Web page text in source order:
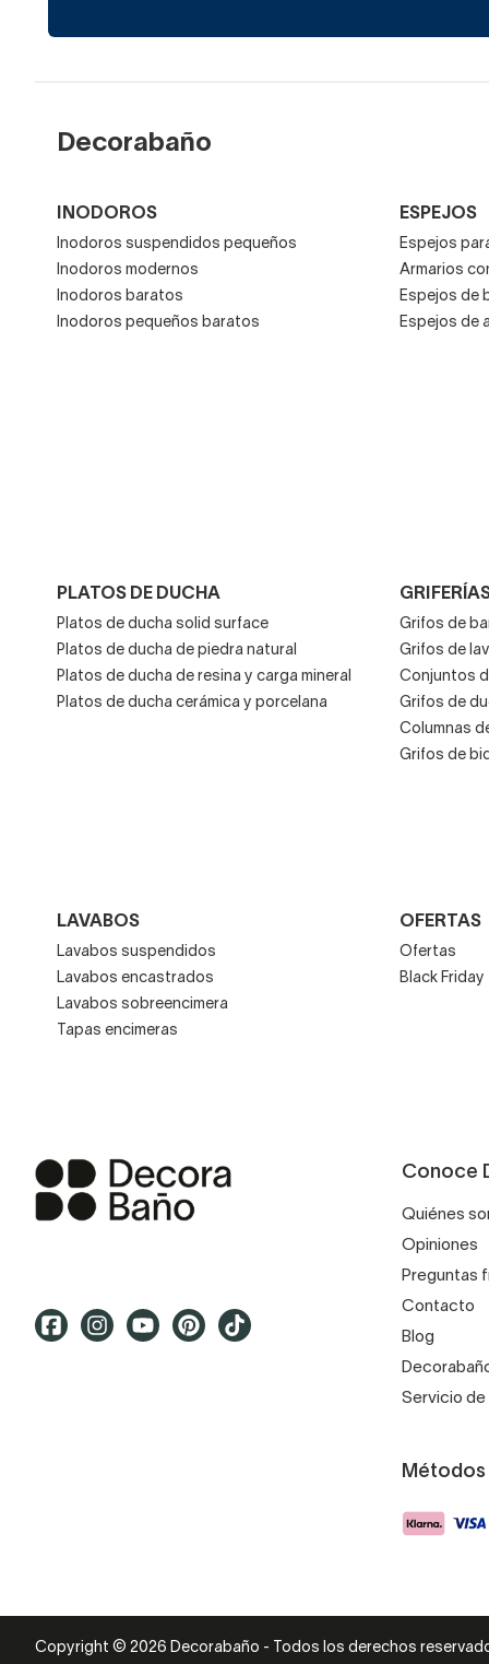
Decorabaño
INODOROS
Inodoros suspendidos pequeños
Inodoros modernos
Inodoros baratos
Inodoros pequeños baratos
ESPEJOS
Espejos
Armarios
Espejos de
Espejos de
PLATOS DE DUCHA
Platos de ducha solid surface
Platos de ducha de piedra natural
Platos de ducha de resina y carga mineral
Platos de ducha cerámica y porcelana
Grifos de
Grifos de
Conjuntos
Grifos de
Columnas
Grifos de
LAVABOS
Lavabos suspendidos
Lavabos encastrados
Lavabos sobreencimera
Tapas encimeras
OFERTAS
Ofertas
Black Friday
Conoce
Quiénes
Opiniones
Preguntas
Contacto
Blog
Servicio de
Copyright © 2026 Decorabaño - Todos los derechos